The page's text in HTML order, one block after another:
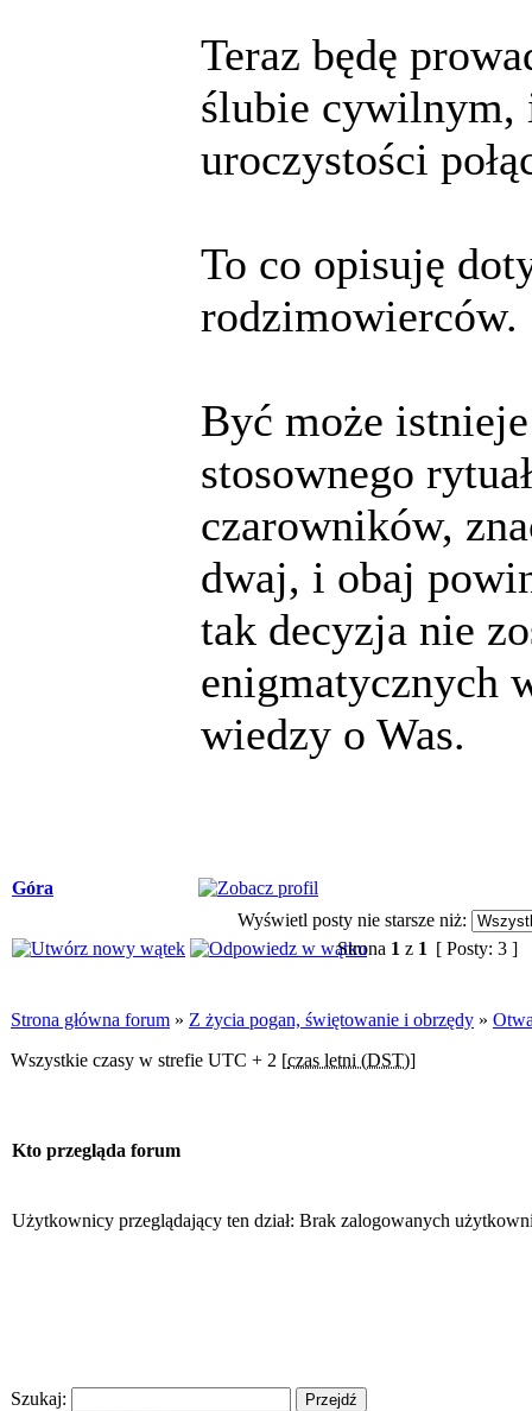
Teraz będę
ślubie cywilnym,
uroczystości
To co opisuję
rodzimowierców.
Być może
stosownego
czarowników,
dwaj, i obaj
tak decyzja nie
enigmatycznych
wiedzy o Was.
Góra
Wyświetl posty nie starsze niż:
Strona 1 z 1 [ Posty: 3 ]
Strona główna forum » Z życia pogan, świętowanie i obrzędy »
Wszystkie czasy w strefie UTC + 2 [czas letni (DST)]
Kto przegląda forum
Użytkownicy przeglądający ten dział: Brak zalogowanych
Szukaj: